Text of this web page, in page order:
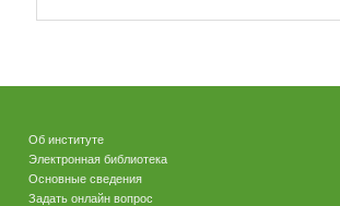
Об институте
Электронная библиотека
Основные сведения
Задать онлайн вопрос